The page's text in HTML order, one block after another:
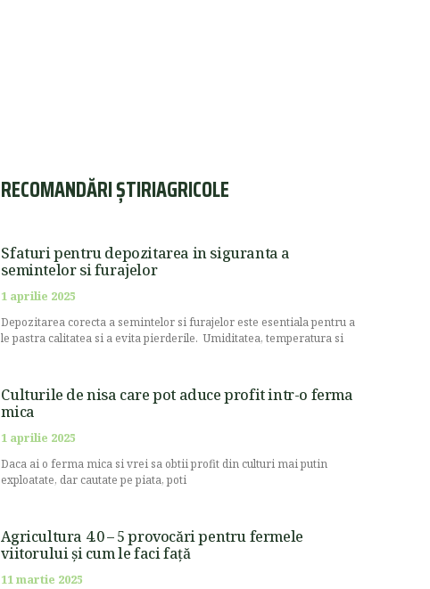
RECOMANDĂRI ȘTIRIAGRICOLE
Sfaturi pentru depozitarea in siguranta a
semintelor si furajelor
1 aprilie 2025
Depozitarea corecta a semintelor si furajelor este esentiala pentru a
le pastra calitatea si a evita pierderile. Umiditatea, temperatura si
Culturile de nisa care pot aduce profit intr-o ferma
mica
1 aprilie 2025
Daca ai o ferma mica si vrei sa obtii profit din culturi mai putin
exploatate, dar cautate pe piata, poti
Agricultura 4.0 – 5 provocări pentru fermele
viitorului și cum le faci față
11 martie 2025